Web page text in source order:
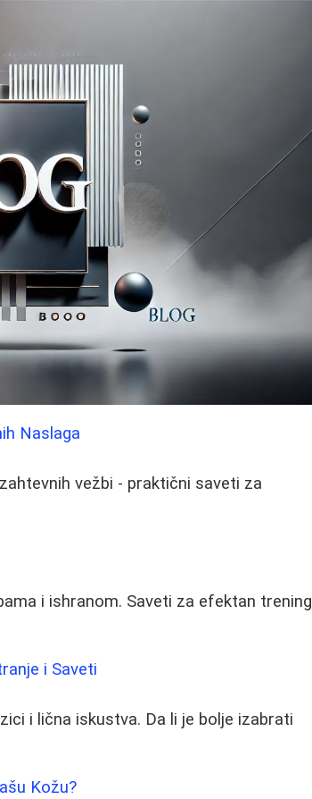
Naslaga
vežbi - praktični saveti za
i ishranom. Saveti za efektan trening
i Saveti
i lična iskustva. Da li je bolje izabrati
Kožu?